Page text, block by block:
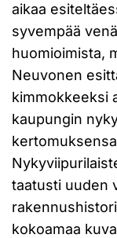
aikaa
syvempää
huomioimista,
Neuvonen
kimmokkeeksi
kaupungin
taatusti uuden
kokoamaa